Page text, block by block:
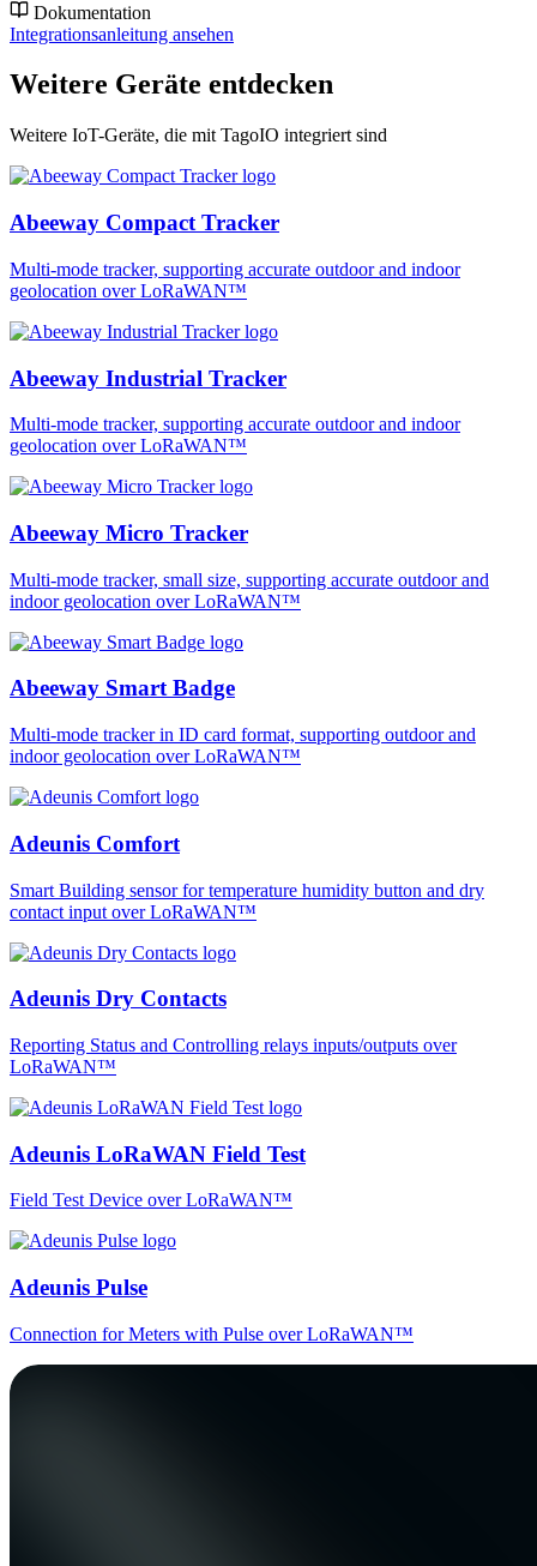
Dokumentation
Integrationsanleitung ansehen
Weitere Geräte entdecken
Weitere IoT-Geräte, die mit TagoIO integriert sind
Abeeway Compact Tracker
Multi-mode tracker, supporting accurate outdoor and indoor
geolocation over LoRaWAN™
Abeeway Industrial Tracker
Multi-mode tracker, supporting accurate outdoor and indoor
geolocation over LoRaWAN™
Abeeway Micro Tracker
Multi-mode tracker, small size, supporting accurate outdoor and
indoor geolocation over LoRaWAN™
Abeeway Smart Badge
Multi-mode tracker in ID card format, supporting outdoor and
indoor geolocation over LoRaWAN™
Adeunis Comfort
Smart Building sensor for temperature humidity button and dry
contact input over LoRaWAN™
Adeunis Dry Contacts
Reporting Status and Controlling relays inputs/outputs over
LoRaWAN™
Adeunis LoRaWAN Field Test
Field Test Device over LoRaWAN™
Adeunis Pulse
Connection for Meters with Pulse over LoRaWAN™